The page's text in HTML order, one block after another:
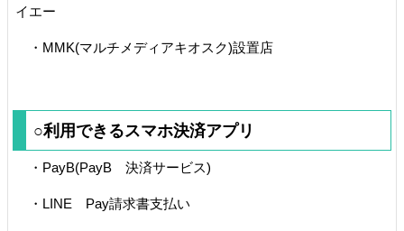
イエー
・MMK(マルチメディアキオスク)設置店
○利用できるスマホ決済アプリ
・PayB(PayB 決済サービス)
・LINE Pay請求書支払い